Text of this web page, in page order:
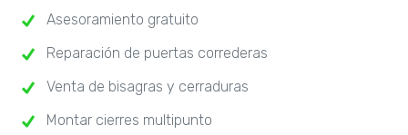
Asesoramiento gratuito
Reparación de puertas correderas
Venta de bisagras y cerraduras
Montar cierres multipunto